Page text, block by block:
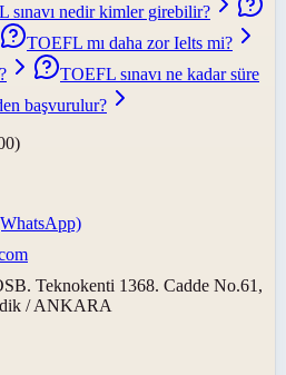
sınavı nedir kimler girebilir?
TOEFL mı daha zor Ielts mi?
TOEFL sınavı ne kadar süre
başvurulur?
Teknokenti 1368. Cadde No.61,
/ ANKARA